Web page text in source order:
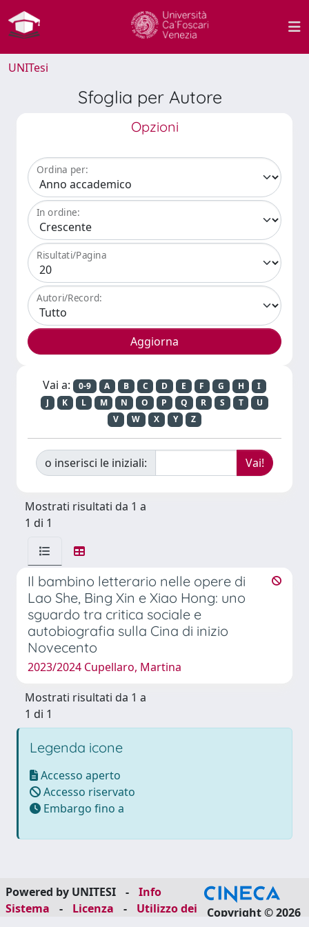
UNITesi
Sfoglia per Autore
Opzioni
Ordina per:
In ordine:
Risultati/Pagina
Autori/Record:
Vai a: 0-9 A B C D E F G H
I
J
K L M N O P Q R S T
U
V
W X Y Z
o inserisci le iniziali:
Mostrati risultati da 1 a
1 di 1
Il bambino letterario nelle opere di
Lao She, Bing Xin e Xiao Hong: uno
sguardo tra critica sociale e
autobiografia sulla Cina di inizio
Novecento
2023/2024 Cupellaro, Martina
Mostrati risultati da 1 a
1 di 1
Legenda icone
Accesso aperto
Accesso riservato
Embargo fino a
Powered by UNITESI -
Info
Sistema
- Licenza -
Utilizzo dei
Copyright © 2026